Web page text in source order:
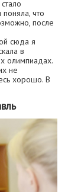
что
после
сюда я
в
олимпиадах.
не
хорошо. В